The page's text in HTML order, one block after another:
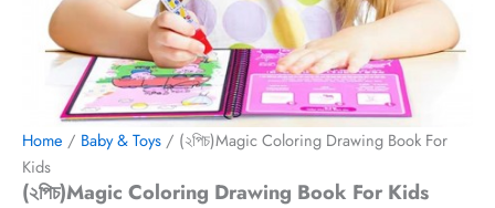
Home / Baby & Toys / (২পিচ)Magic Coloring Drawing Book For
Kids
(২পিচ)Magic Coloring Drawing Book For Kids